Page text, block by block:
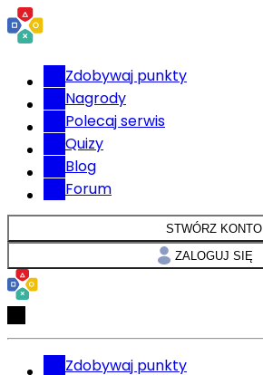
Zdobywaj punkty
Nagrody
Polecaj serwis
Quizy
Blog
Forum
STWÓRZ KONTO
ZALOGUJ SIĘ
Zdobywaj punkty